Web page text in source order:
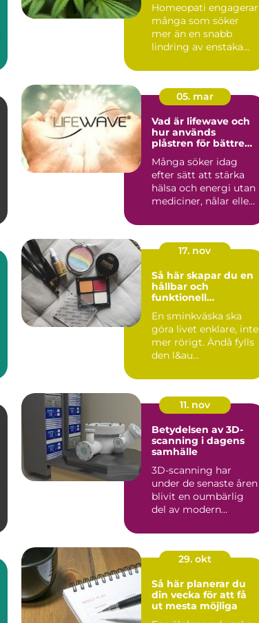
Homeopati engagerar
många som söker
mer än en snabb
lindring av enstaka
finns fl...
05. mar
Vad är lifewave och
hur används
plåstren för bättre
Många söker idag
efter sätt att stärka
hälsa och energi utan
mediciner, nålar eller
17. nov
Så här skapar du en
hållbar och
funktionell
En sminkväska ska
göra livet enklare, inte
mer rörigt. Ändå fylls
den l&au...
11. nov
Betydelsen av 3D-
scanning i dagens
samhälle
3D-scanning har
under de senaste åren
blivit en oumbärlig
del av modern
29. okt
Så här planerar du
din vecka för att få
ut mesta möjliga